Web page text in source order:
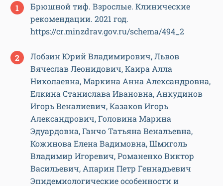
Брюшной тиф. Взрослые. Клинические
рекомендации. 2021 год.
https://cr.minzdrav.gov.ru/schema/494_2
Лобзин Юрий Владимирович, Львов
Вячеслав Леонидович, Каира Алла
Николаевна, Маркина Анна Александровна,
Елкина Станислава Ивановна, Анкудинов
Игорь Веналиевич, Казаков Игорь
Александрович, Головина Марина
Эдуардовна, Ганчо Татьяна Венальевна,
Кожинова Елена Вадимовна, Шмиголь
Владимир Игоревич, Романенко Виктор
Васильевич, Апарин Петр Геннадьевич
Эпидемиологические особенности и